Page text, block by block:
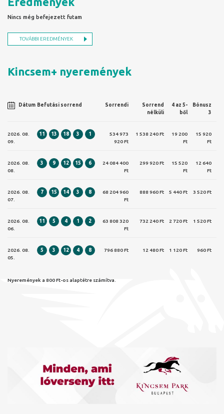
Nincs még befejezett futam
TOVÁBBI EREDMÉNYEK
Kincsem+ nyeremények
Dátum Befutási sorrend Sorrendi
Sorrend
nélküli
4 az 5-
ből
Bónusz
3
2026. 08.
09.
11 13 18 3 1
534 973
920 Ft
1 538 240 Ft
19 200
Ft
15 920
Ft
2026. 08.
08.
3 9 12 15 6
24 084 400
Ft
299 920 Ft
15 520
Ft
12 640
Ft
2026. 08.
07.
7 15 14 3 8
68 204 960
Ft
888 960 Ft 5 440 Ft 3 520 Ft
2026. 08.
06.
11 5 4 1 2
63 808 320
Ft
732 240 Ft 2 720 Ft 1 520 Ft
2026. 08.
05.
5 3 12 4 8 796 880 Ft 12 480 Ft 1 120 Ft 960 Ft
Nyeremények a 800 Ft-os alaptétre számítva.